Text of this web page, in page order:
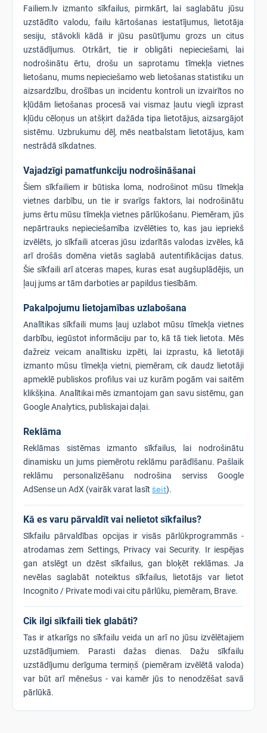
Failiem.lv izmanto sīkfailus, pirmkārt, lai saglabātu jūsu
uzstādīto valodu, failu kārtošanas iestatījumus, lietotāja
sesiju, stāvokli kādā ir jūsu pasūtījumu grozs un citus
uzstādījumus. Otrkārt, tie ir obligāti nepieciešami, lai
nodrošinātu ērtu, drošu un saprotamu tīmekļa vietnes
lietošanu, mums nepieciešamo web lietošanas statistiku un
aizsardzību, drošības un incidentu kontroli un izvairītos no
kļūdām lietošanas procesā vai vismaz ļautu viegli izprast
kļūdu cēloņus un atšķirt dažāda tipa lietotājus, aizsargājot
sistēmu. Uzbrukumu dēļ, mēs neatbalstam lietotājus, kam
nestrādā sīkdatnes.
Vajadzīgi pamatfunkciju nodrošināšanai
Šiem sīkfailiem ir būtiska loma, nodrošinot mūsu tīmekļa
vietnes darbību, un tie ir svarīgs faktors, lai nodrošinātu
jums ērtu mūsu tīmekļa vietnes pārlūkošanu. Piemēram, jūs
nepārtrauks nepieciešamība izvēlēties to, kas jau iepriekš
izvēlēts, jo sīkfaili atceras jūsu izdarītās valodas izvēles, kā
arī drošās domēna vietās saglabā autentifikācijas datus.
Šie sīkfaili arī atceras mapes, kuras esat augšuplādējis, un
ļauj jums ar tām darboties ar papildus tiesībām.
Pakalpojumu lietojamības uzlabošana
Analītikas sīkfaili mums ļauj uzlabot mūsu tīmekļa vietnes
darbību, iegūstot informāciju par to, kā tā tiek lietota. Mēs
dažreiz veicam analītisku izpēti, lai izprastu, kā lietotāji
izmanto mūsu tīmekļa vietni, piemēram, cik daudz lietotāji
apmeklē publiskos profilus vai uz kurām pogām vai saitēm
klikšķina. Analītikai mēs izmantojam gan savu sistēmu, gan
Google Analytics, publiskajai daļai.
Reklāma
Reklāmas sistēmas izmanto sīkfailus, lai nodrošinātu
dinamisku un jums piemērotu reklāmu parādīšanu. Pašlaik
reklāmu personalizēšanu nodrošina serviss Google
AdSense un AdX (vairāk varat lasīt šeit).
Kā es varu pārvaldīt vai nelietot sīkfailus?
Sīkfailu pārvaldības opcijas ir visās pārlūkprogrammās -
atrodamas zem Settings, Privacy vai Security. Ir iespējas
gan atslēgt un dzēst sīkfailus, gan bloķēt reklāmas. Ja
nevēlas saglabāt noteiktus sīkfailus, lietotājs var lietot
Incognito / Private modi vai citu pārlūku, piemēram, Brave.
Cik ilgi sīkfaili tiek glabāti?
Tas ir atkarīgs no sīkfailu veida un arī no jūsu izvēlētajiem
uzstādījumiem. Parasti dažas dienas. Dažu sīkfailu
uzstādījumu derīguma termiņš (piemēram izvēlētā valoda)
var būt arī mēnešus - vai kamēr jūs to nenodzēšat savā
pārlūkā.